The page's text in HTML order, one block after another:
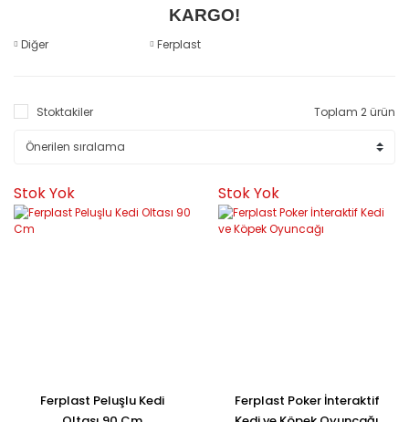
KARGO!
Diğer Ferplast
Stoktakiler Toplam 2 ürün
Stok Yok
Ferplast Peluşlu Kedi
Stok Yok
Ferplast Poker İnteraktif